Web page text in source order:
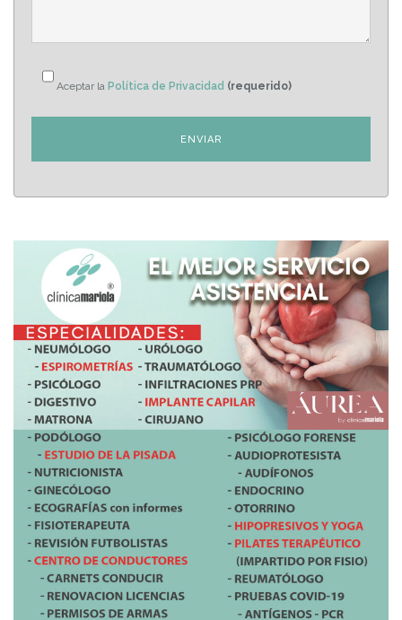
Aceptar la Política de Privacidad (requerido)